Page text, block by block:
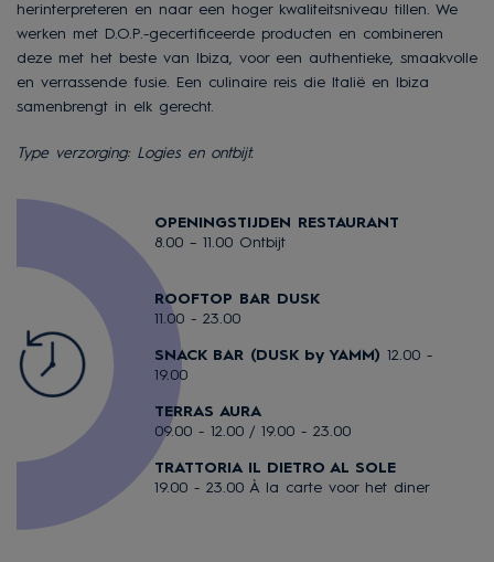
herinterpreteren en naar een hoger kwaliteitsniveau tillen. We
werken met D.O.P.-gecertificeerde producten en combineren
deze met het beste van Ibiza, voor een authentieke, smaakvolle
en verrassende fusie. Een culinaire reis die Italië en Ibiza
samenbrengt in elk gerecht.
Type verzorging: Logies en ontbijt.
OPENINGSTIJDEN RESTAURANT
8.00 – 11.00 Ontbijt
ROOFTOP BAR DUSK
11.00 - 23.00
SNACK BAR (DUSK by YAMM) 12.00 -
19.00
TERRAS AURA
09.00 - 12.00 / 19.00 - 23.00
TRATTORIA IL DIETRO AL SOLE
19.00 - 23.00 À la carte voor het diner